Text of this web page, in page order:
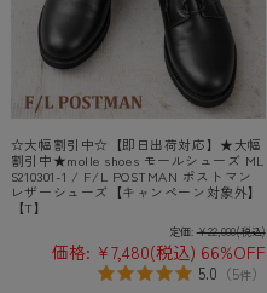
☆大幅割引中☆【即日出荷対応】★大幅
割引中★molle shoes モールシューズ ML
S210301-1 / F/L POSTMAN ポストマン
レザーシューズ【キャンペーン対象外】
【T】
定価: ¥22,000(税込)
価格: ¥7,480(税込) 66%OFF
5.0 （5件）